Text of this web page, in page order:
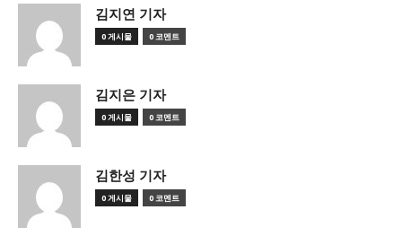
김지연 기자
0 게시물 0 코멘트
김지은 기자
0 게시물 0 코멘트
김한성 기자
0 게시물 0 코멘트